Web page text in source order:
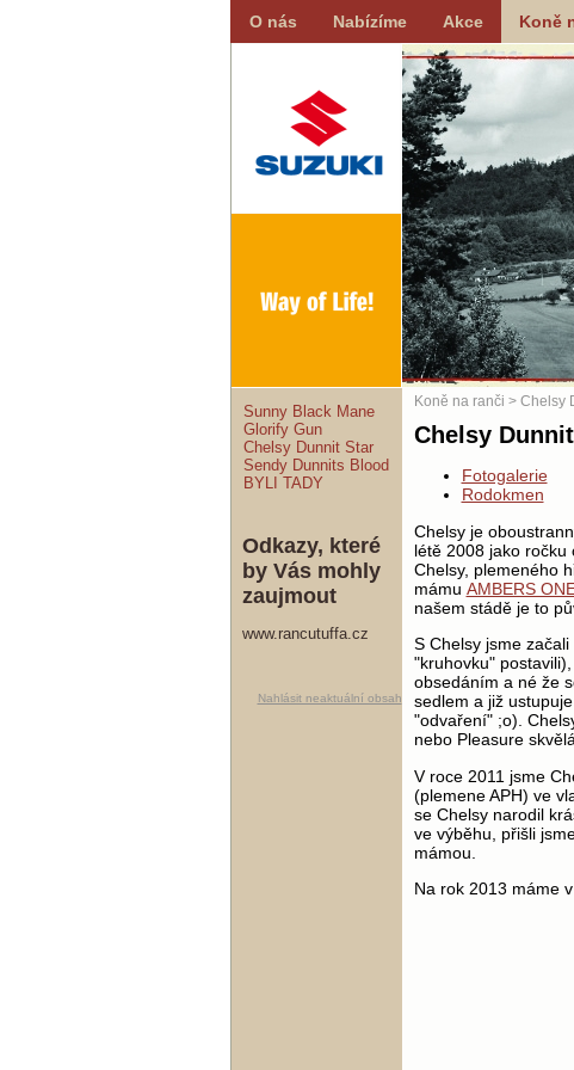
O nás Nabízíme Akce Koně
Sunny Black Mane
Glorify Gun
Chelsy Dunnit Star
Sendy Dunnits Blood
BYLI TADY
Odkazy, které
by Vás mohly
zaujmout
www.rancutuffa.cz
Nahlásit neaktuální obsah
Koně na ranči > Chelsy
Chelsy
Fotogalerie
Rodokmen
Chelsy je
létě 2008 jako
Chelsy, plemeného
mámu AMBERS
našem stádě je to
S Chelsy jsme
"kruhovku"
obsedáním a né že
sedlem a již
"odvaření" ;o).
nebo Pleasure skvělá.
V roce 2011 jsme
(plemene APH) ve
se Chelsy narodil
ve výběhu, přišli
mámou.
Na rok 2013 máme